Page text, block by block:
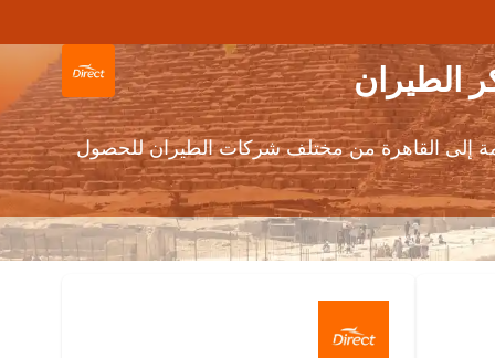
إلى القاهرة من مختلف شركات الطيران للحصول